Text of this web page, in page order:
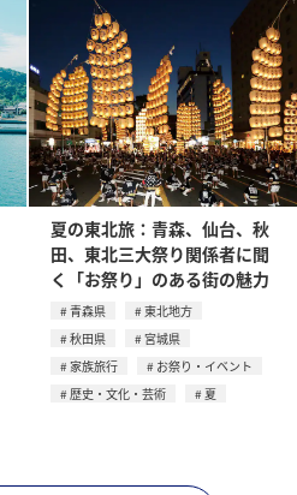
夏の東北旅：青森、仙台、秋
田、東北三大祭り関係者に聞
く「お祭り」のある街の魅力
青森県
東北地方
秋田県
宮城県
家族旅行
お祭り・イベント
歴史・文化・芸術
夏